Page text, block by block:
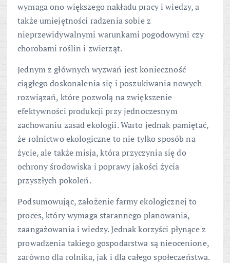
wymaga ono większego nakładu pracy i wiedzy, a
także umiejętności radzenia sobie z
nieprzewidywalnymi warunkami pogodowymi czy
chorobami roślin i zwierząt.
Jednym z głównych wyzwań jest konieczność
ciągłego doskonalenia się i poszukiwania nowych
rozwiązań, które pozwolą na zwiększenie
efektywności produkcji przy jednoczesnym
zachowaniu zasad ekologii. Warto jednak pamiętać,
że rolnictwo ekologiczne to nie tylko sposób na
życie, ale także misja, która przyczynia się do
ochrony środowiska i poprawy jakości życia
przyszłych pokoleń.
Podsumowując, założenie farmy ekologicznej to
proces, który wymaga starannego planowania,
zaangażowania i wiedzy. Jednak korzyści płynące z
prowadzenia takiego gospodarstwa są nieocenione,
zarówno dla rolnika, jak i dla całego społeczeństwa.